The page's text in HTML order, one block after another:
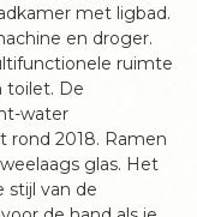
met ligbad.
en droger.
ruimte
toilet. De
water
2018. Ramen
glas. Het
stijl van de